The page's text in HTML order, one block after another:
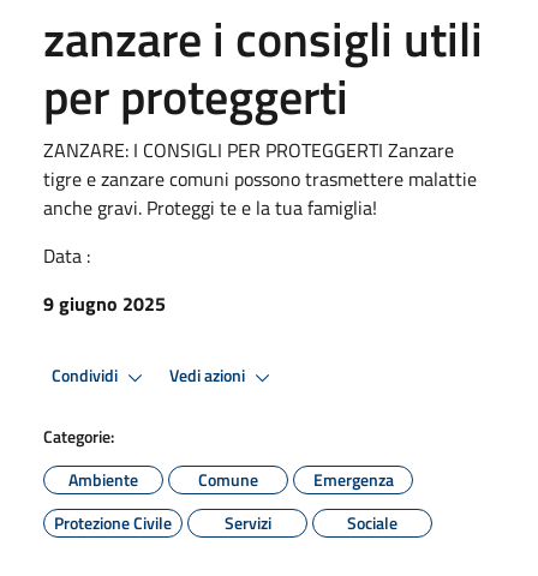
zanzare i consigli utili
per proteggerti
ZANZARE: I CONSIGLI PER PROTEGGERTI Zanzare
tigre e zanzare comuni possono trasmettere malattie
anche gravi. Proteggi te e la tua famiglia!
Data :
9 giugno 2025
Condividi Vedi azioni
Categorie:
Ambiente
Comune
Emergenza
Protezione Civile
Servizi Sociale